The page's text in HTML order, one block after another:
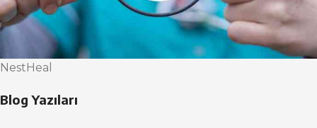
NestHeal
Blog Yazıları